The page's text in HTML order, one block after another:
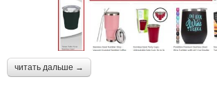
читать дальше →